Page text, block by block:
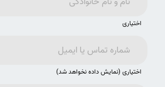
اختیاری
اختیاری (نمایش داده نخواهد شد)